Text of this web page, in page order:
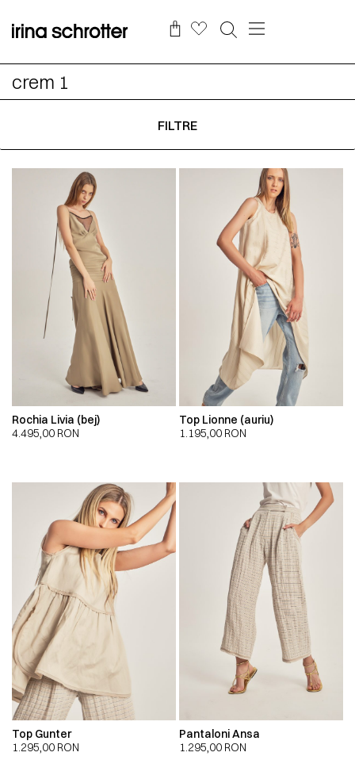
crem 1
FILTRE
Rochia Livia (bej)
4.495,00 RON
Top Lionne (auriu)
1.195,00 RON
Top Gunter
1.295,00 RON
Pantaloni Ansa
1.295,00 RON